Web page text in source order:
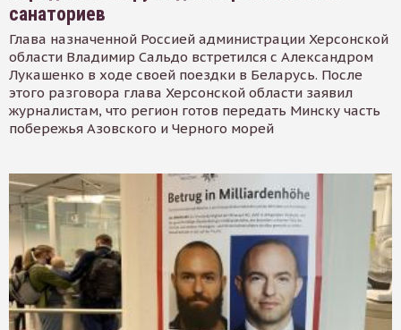
санаториев
Глава назначенной Россией администрации Херсонской
области Владимир Сальдо встретился с Александром
Лукашенко в ходе своей поездки в Беларусь. После
этого разговора глава Херсонской области заявил
журналистам, что регион готов передать Минску часть
побережья Азовского и Черного морей